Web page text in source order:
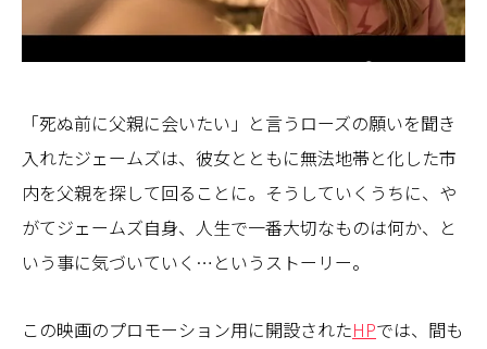
「死ぬ前に父親に会いたい」と言うローズの願いを聞き
入れたジェームズは、彼女とともに無法地帯と化した市
内を父親を探して回ることに。そうしていくうちに、や
がてジェームズ自身、人生で一番大切なものは何か、と
いう事に気づいていく…というストーリー。
この映画のプロモーション用に開設されたHPでは、間も